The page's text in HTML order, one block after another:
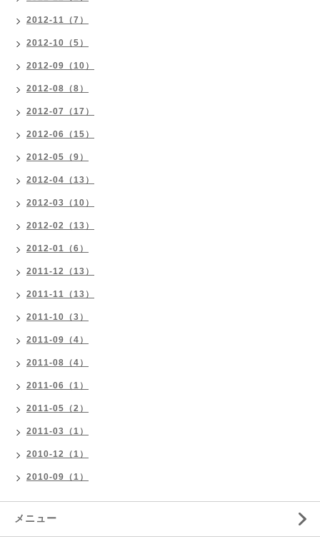
2012-11（7）
2012-10（5）
2012-09（10）
2012-08（8）
2012-07（17）
2012-06（15）
2012-05（9）
2012-04（13）
2012-03（10）
2012-02（13）
2012-01（6）
2011-12（13）
2011-11（13）
2011-10（3）
2011-09（4）
2011-08（4）
2011-06（1）
2011-05（2）
2011-03（1）
2010-12（1）
2010-09（1）
メニュー